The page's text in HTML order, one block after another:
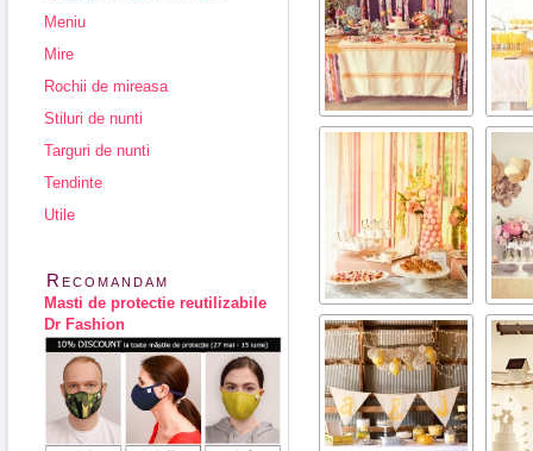
Meniu
Mire
Rochii de mireasa
Stiluri de nunti
Targuri de nunti
Tendinte
Utile
Recomandam
Masti de protectie reutilizabile
Dr Fashion